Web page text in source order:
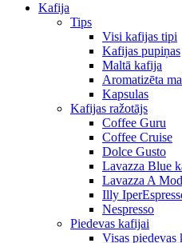
Kafija
Tips
Visi kafijas tipi
Kafijas pupiņas
Maltā kafija
Aromatizēta
Kapsulas
Kafijas ražotājs
Coffee Guru
Coffee Cruise
Dolce Gusto
Lavazza Blue
Lavazza A
Illy
Nespresso
Piedevas kafijai
Visas piedevas